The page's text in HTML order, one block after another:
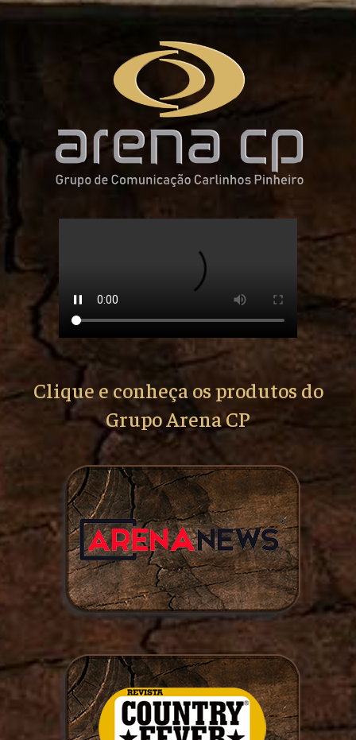
Clique e conheça os produtos do
Grupo Arena CP